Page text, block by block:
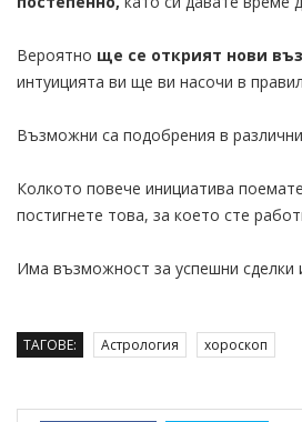
Вероятно ще се открият нови
интуицията ви ще ви насочи в
Възможни са подобрения в
Колкото повече инициатива
постигнете това, за което сте
Има възможност за успешни сделки
ТАГОВЕ: Астрология хороскоп